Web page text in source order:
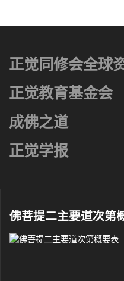
正觉同修会全球
正觉教育基金会
成佛之道
正觉学报
佛菩提二主要道次第